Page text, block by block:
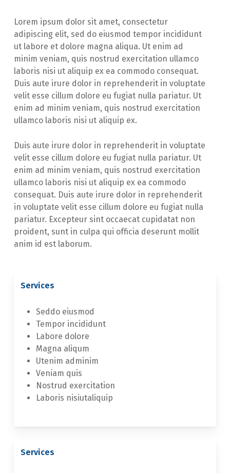
Lorem ipsum dolor sit amet, consectetur
adipiscing elit, sed do eiusmod tempor incididunt
ut labore et dolore magna aliqua. Ut enim ad
minim veniam, quis nostrud exercitation ullamco
laboris nisi ut aliquip ex ea commodo consequat.
Duis aute irure dolor in reprehenderit in voluptate
velit esse cillum dolore eu fugiat nulla pariatur. Ut
enim ad minim veniam, quis nostrud exercitation
ullamco laboris nisi ut aliquip ex.
Duis aute irure dolor in reprehenderit in voluptate
velit esse cillum dolore eu fugiat nulla pariatur. Ut
enim ad minim veniam, quis nostrud exercitation
ullamco laboris nisi ut aliquip ex ea commodo
consequat. Duis aute irure dolor in reprehenderit
in voluptate velit esse cillum dolore eu fugiat nulla
pariatur. Excepteur sint occaecat cupidatat non
proident, sunt in culpa qui officia deserunt mollit
anim id est laborum.
Services
Seddo eiusmod
Tempor incididunt
Labore dolore
Magna aliqum
Utenim adminim
Veniam quis
Nostrud exercitation
Laboris nisiutaliquip
Services